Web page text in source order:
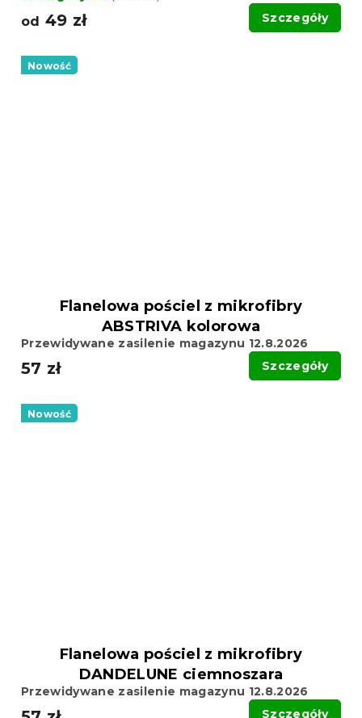
od 49 zł Szczegóły
Nowość
Flanelowa pościel z mikrofibry
ABSTRIVA kolorowa
Przewidywane zasilenie magazynu 12.8.2026
57 zł Szczegóły
Nowość
Flanelowa pościel z mikrofibry
DANDELUNE ciemnoszara
Przewidywane zasilenie magazynu 12.8.2026
Szczegóły